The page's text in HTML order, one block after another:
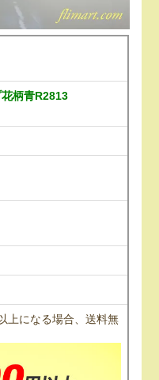
柄青R2813
上になる場合、送料無